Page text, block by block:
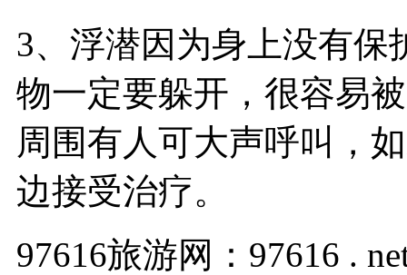
3、浮潜因为身上没有保
物一定要躲开，很容易
周围有人可大声呼叫，
边接受治疗。
97616旅游网：97616 .